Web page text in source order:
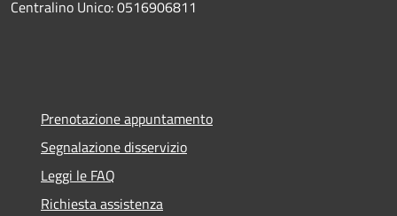
Centralino Unico: 0516906811
Prenotazione appuntamento
Segnalazione disservizio
Leggi le FAQ
Richiesta assistenza